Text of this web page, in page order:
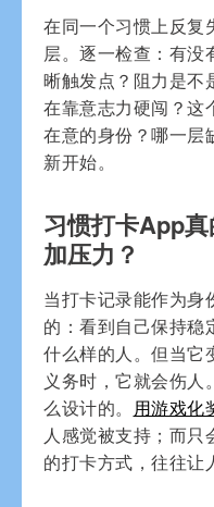
在同一个习惯上反复
层。逐一检查：有没
晰触发点？阻力是不
在靠意志力硬闯？这
在意的身份？哪一层
新开始。
习惯打卡App
加压力？
当打卡记录能作为身
的：看到自己保持稳
什么样的人。但当它
义务时，它就会伤
么设计的。 用游戏化
人感觉被支持；而只
的打卡方式，往往让